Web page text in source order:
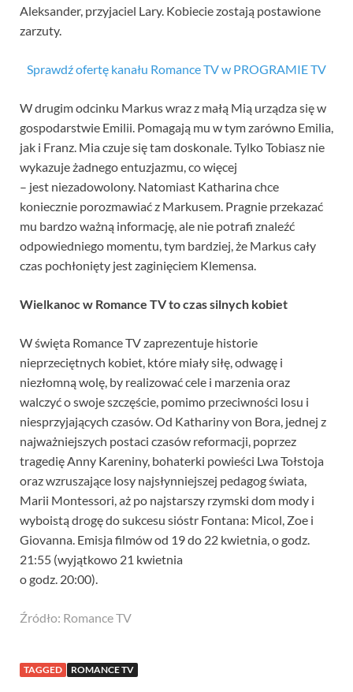
Aleksander, przyjaciel Lary. Kobiecie zostają postawione
zarzuty.
Sprawdź ofertę kanału Romance TV w PROGRAMIE TV
W drugim odcinku Markus wraz z małą Mią urządza się w
gospodarstwie Emilii. Pomagają mu w tym zarówno Emilia,
jak i Franz. Mia czuje się tam doskonale. Tylko Tobiasz nie
wykazuje żadnego entuzjazmu, co więcej
– jest niezadowolony. Natomiast Katharina chce
koniecznie porozmawiać z Markusem. Pragnie przekazać
mu bardzo ważną informację, ale nie potrafi znaleźć
odpowiedniego momentu, tym bardziej, że Markus cały
czas pochłonięty jest zaginięciem Klemensa.
Wielkanoc w Romance TV to czas silnych kobiet
W święta Romance TV zaprezentuje historie
nieprzeciętnych kobiet, które miały siłę, odwagę i
niezłomną wolę, by realizować cele i marzenia oraz
walczyć o swoje szczęście, pomimo przeciwności losu i
niesprzyjających czasów. Od Kathariny von Bora, jednej z
najważniejszych postaci czasów reformacji, poprzez
tragedię Anny Kareniny, bohaterki powieści Lwa Tołstoja
oraz wzruszające losy najsłynniejszej pedagog świata,
Marii Montessori, aż po najstarszy rzymski dom mody i
wyboistą drogę do sukcesu sióstr Fontana: Micol, Zoe i
Giovanna. Emisja filmów od 19 do 22 kwietnia, o godz.
21:55 (wyjątkowo 21 kwietnia
o godz. 20:00).
Źródło: Romance TV
TAGGED ROMANCE TV